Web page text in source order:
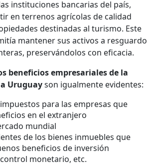
instituciones bancarias del país,
en terrenos agrícolas de calidad
destinadas al turismo. Este
mantener sus activos a resguardo
preservándolos con eficacia.
beneficios empresariales de la
Uruguayson igualmente evidentes:
para las empresas que
en el extranjero
mundial
de los bienes inmuebles que
beneficios de inversión
monetario, etc.